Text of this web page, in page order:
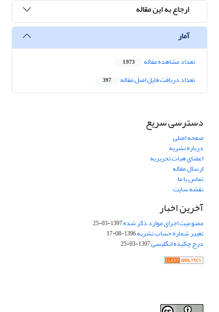
ارجاع به این مقاله
آمار
تعداد مشاهده مقاله 1,973
تعداد دریافت فایل اصل مقاله 397
دسترسی سریع
صفحه اصلی
درباره نشریه
اعضای هیات تحریریه
ارسال مقاله
تماس با ما
نقشه سایت
آخرین اخبار
ممنوعیت اجرای موارد ذکر شده1397-03-25
تغییر شماره حساب نشریه1396-08-17
درج چکیده انگلیسی1397-03-25